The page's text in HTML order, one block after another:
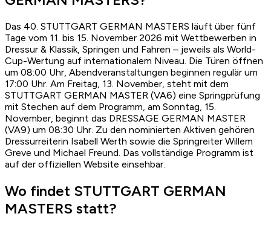
Das 40. STUTTGART GERMAN MASTERS läuft über fünf
Tage vom 11. bis 15. November 2026 mit Wettbewerben in
Dressur & Klassik, Springen und Fahren – jeweils als World-
Cup-Wertung auf internationalem Niveau. Die Türen öffnen
um 08:00 Uhr, Abendveranstaltungen beginnen regulär um
17:00 Uhr. Am Freitag, 13. November, steht mit dem
STUTTGART GERMAN MASTER (VA6) eine Springprüfung
mit Stechen auf dem Programm, am Sonntag, 15.
November, beginnt das DRESSAGE GERMAN MASTER
(VA9) um 08:30 Uhr. Zu den nominierten Aktiven gehören
Dressurreiterin Isabell Werth sowie die Springreiter Willem
Greve und Michael Freund. Das vollständige Programm ist
auf der offiziellen Website einsehbar.
Wo findet STUTTGART GERMAN
MASTERS statt?